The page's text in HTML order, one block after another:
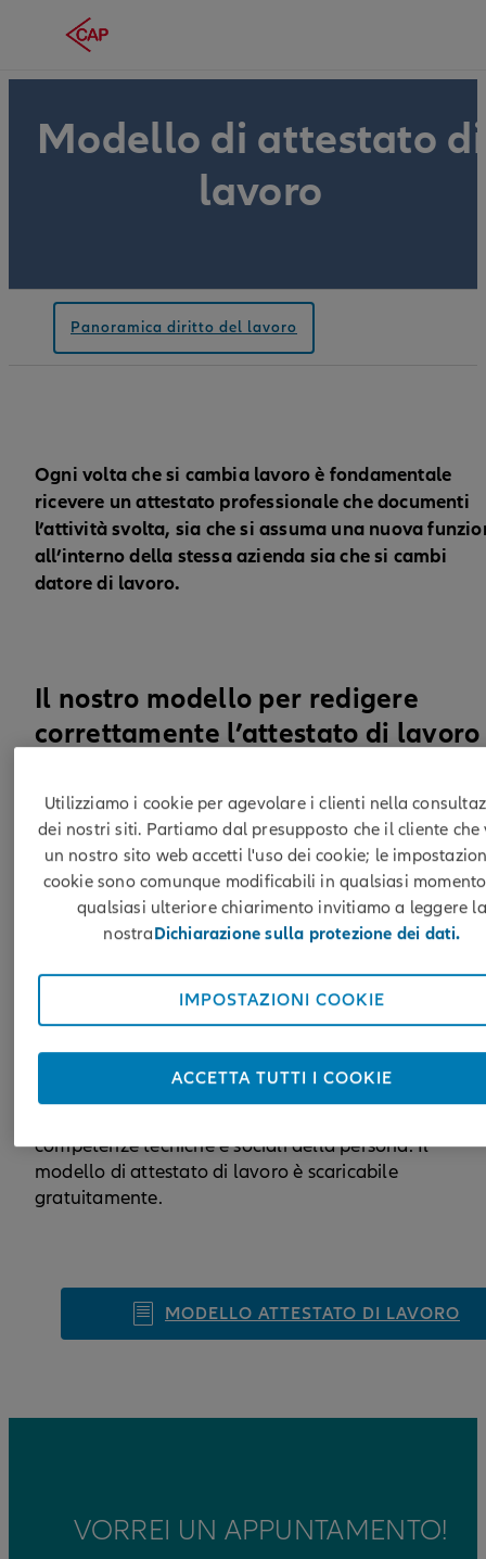
Modello di attestato di
lavoro
Panoramica diritto del lavoro
Ogni volta che si cambia lavoro è fondamentale
ricevere un attestato professionale che documenti
l’attività svolta, sia che si assuma una nuova
all’interno della stessa azienda sia che si cambi
datore di lavoro.
Il nostro modello per redigere
correttamente l’attestato di lavoro
L’attestato di lavoro riporta la tipologia e la durata
rapporto di lavoro intrattenuto e descrive le
prestazioni e il comportamento del collaboratore o
della collaboratrice. Il suo contenuto e il modo in cui
formulato influiscono in grande misura sul percorso
professionale della persona e devono quindi essere
scelti con attenzione.
nome, dati importanti, attività svolte e valutazione
competenze tecniche e sociali della persona. Il
modello di attestato di lavoro è scaricabile
gratuitamente.
MODELLO ATTESTATO DI LAVORO
VORREI UN APPUNTAMENTO!
Utilizziamo i cookie per agevolare i clienti nella
dei nostri siti. Partiamo dal presupposto che il cliente che
un nostro sito web accetti l'uso dei cookie; le
cookie sono comunque modificabili in qualsiasi
qualsiasi ulteriore chiarimento invitiamo a leggere la
nostraDichiarazione sulla protezione dei dati.
IMPOSTAZIONI COOKIE
ACCETTA TUTTI I COOKIE